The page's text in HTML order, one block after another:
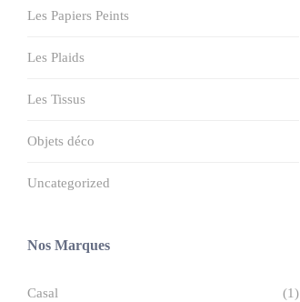
Les Papiers Peints
Les Plaids
Les Tissus
Objets déco
Uncategorized
Nos Marques
Casal (1)